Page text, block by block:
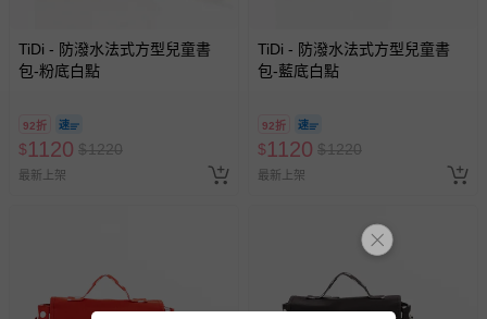
TiDi - 防潑水法式方型兒童書
包-粉底白點
92折
$1120 $1220
最新上架
TiDi - 防潑水法式方型兒童書
包-藍底白點
92折
$1120 $1220
最新上架